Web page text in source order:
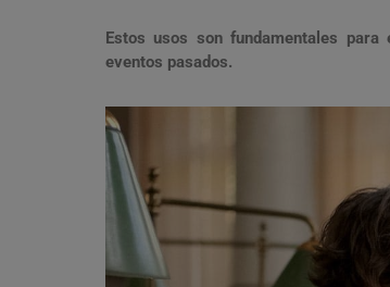
Estos usos son fundamentales
eventos pasados.